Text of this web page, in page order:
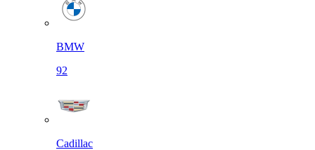
BMW
92
Cadillac